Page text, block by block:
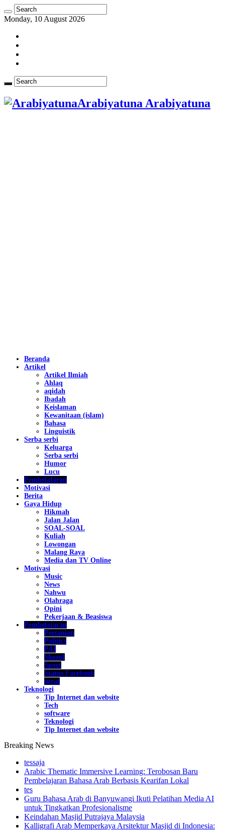
Monday, 10 August 2026
Arabiyatuna Arabiyatuna
Beranda
Artikel
Artikel Ilmiah
Ahlaq
aqidah
Ibadah
Keislaman
Kewanitaan (islam)
Bahasa
Linguistik
Serba serbi
Keluarga
Serba serbi
Humor
Lucu
Pembelajaran
Motivasi
Berita
Gaya Hidup
Hikmah
Jalan Jalan
SOAL-SOAL
Kuliah
Lowongan
Malang Raya
Media dan TV Online
Motivasi
Music
News
Nahwu
Olahraga
Opini
Pekerjaan & Beasiswa
Pembelajaran
Pertanian
Politics
PAI
Shorof
Sport
Status Facebook
surat
Teknologi
Tip Internet dan website
Tech
software
Teknologi
Tip Internet dan website
Breaking News
tessaja
Arabic Thematic Immersive Learning: Terobosan Baru
Pembelajaran Bahasa Arab Berbasis Kearifan Lokal
tes
Guru Bahasa Arab di Banyuwangi Ikuti Pelatihan Media AI
untuk Tingkatkan Profesionalisme
Keindahan Masjid Putrajaya Malaysia
Kalligrafi Arab Memperkaya Arsitektur Masjid di Indonesia: